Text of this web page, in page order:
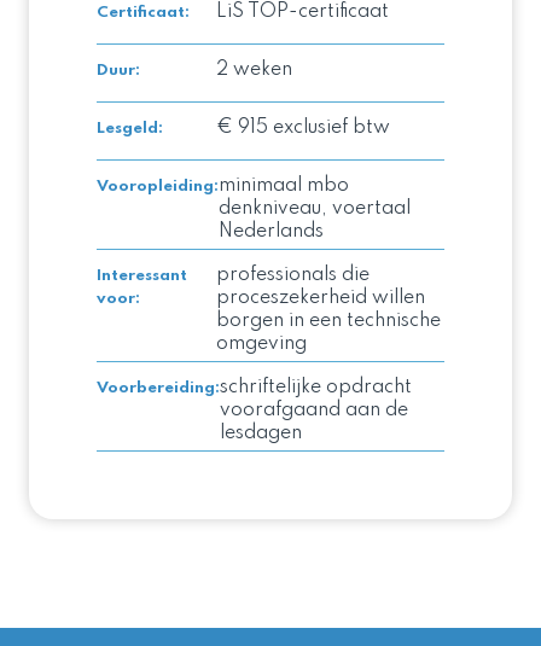
Certificaat: LiS TOP-certificaat
Duur: 2 weken
Lesgeld : € 915 exclusief btw
Vooropleiding:minimaal mbo
denkniveau, voertaal
Nederlands
Interessant
voor:
professionals die
proceszekerheid willen
borgen in een technische
omgeving
Voorbereiding:schriftelijke opdracht
voorafgaand aan de
lesdagen